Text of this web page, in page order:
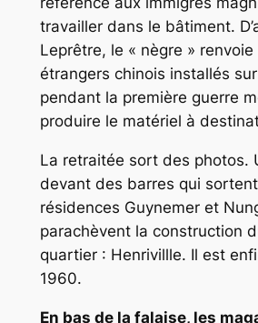
travailler dans le bâtiment.
Leprêtre, le « nègre »
étrangers chinois installés
pendant la première guerre
produire le matériel à
La retraitée sort des photos.
devant des barres qui
résidences Guynemer et
parachèvent la construction
quartier : Henrivillle. Il est
1960.
En bas de la falaise, les